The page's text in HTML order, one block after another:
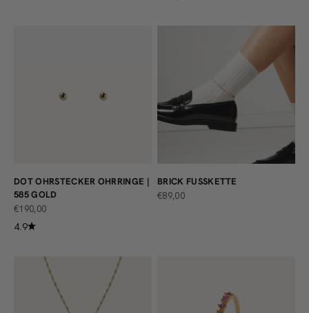
DOT OHRSTECKER OHRRINGE |
585 GOLD
ANGEBOT
€190,00
4.9
BRICK FUSSKETTE
ANGEBOT
€89,00